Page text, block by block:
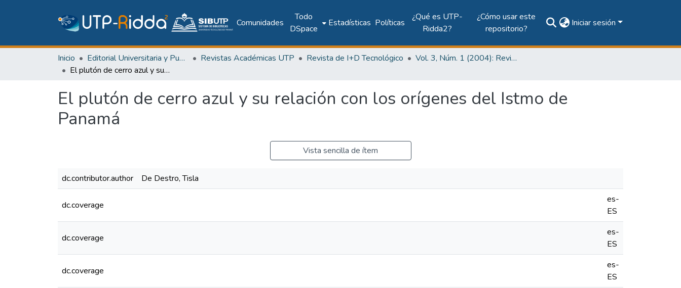
Comunidades
Todo
DSpace
Estadísticas Políticas
¿Qué es UTP-
Ridda2?
¿Cómo usar este
repositorio?
Iniciar sesión
Inicio Editorial Universitaria y Publicaciones Seriadas Revistas Académicas UTP Revista de I+D Tecnológico
Vol. 3, Núm. 1 (2004): Revista I+D Tecnológico
El plutón de cerro azul y su relación con los orígenes del Istmo de Panamá
El plutón de cerro azul y su relación con los orígenes del Istmo de
Panamá
Vista sencilla de ítem
dc.contributor.author De Destro, Tisla
dc.coverage
es-
ES
dc.coverage
es-
ES
dc.coverage
es-
ES